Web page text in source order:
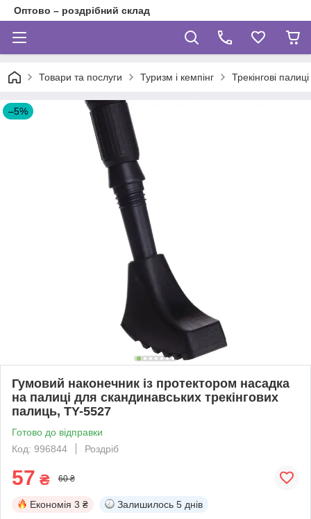
Оптово – роздрібний склад
Товари та послуги Туризм і кемпінг Трекінгові палиці
–5%
Гумовий наконечник із протектором насадка
на палиці для скандинавських трекінгових
палиць, TY-5527
Готово до відправки
Код: 996844
Роздріб
57 ₴ 60 ₴
Економія 3 ₴ Залишилось 5 днів